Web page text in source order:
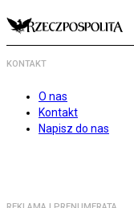
KONTAKT
O nas
Kontakt
Napisz do nas